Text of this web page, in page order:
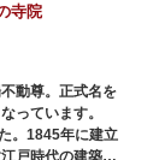
寺院
動尊。正式名を
っています。
。1845年に建立